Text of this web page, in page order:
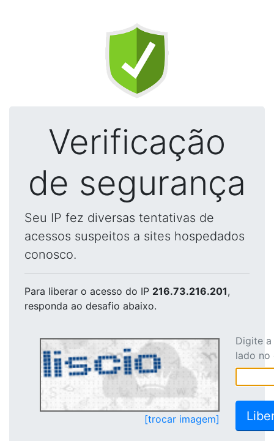
Verificação
de segurança
Seu IP fez diversas tentativas de
acessos suspeitos a sites hospedados
conosco.
Para liberar o acesso do IP 216.73.216.201,
responda ao desafio abaixo.
[trocar imagem]
Digite
lado no